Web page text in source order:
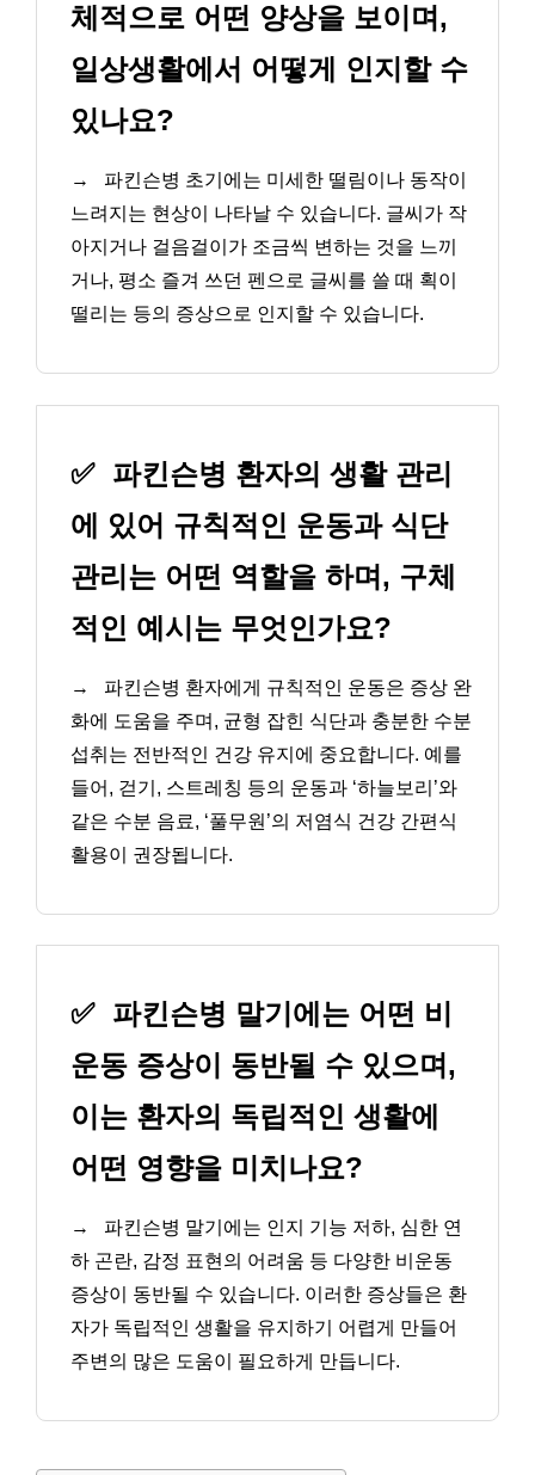
체적으로 어떤 양상을 보이며,
일상생활에서 어떻게 인지할 수
있나요?
→
파킨슨병 초기에는 미세한 떨림이나 동작이
느려지는 현상이 나타날 수 있습니다. 글씨가 작
아지거나 걸음걸이가 조금씩 변하는 것을 느끼
거나, 평소 즐겨 쓰던 펜으로 글씨를 쓸 때 획이
떨리는 등의 증상으로 인지할 수 있습니다.
✅ 파킨슨병 환자의 생활 관리
에 있어 규칙적인 운동과 식단
관리는 어떤 역할을 하며, 구체
적인 예시는 무엇인가요?
→
파킨슨병 환자에게 규칙적인 운동은 증상 완
화에 도움을 주며, 균형 잡힌 식단과 충분한 수분
섭취는 전반적인 건강 유지에 중요합니다. 예를
들어, 걷기, 스트레칭 등의 운동과 ‘하늘보리’와
같은 수분 음료, ‘풀무원’의 저염식 건강 간편식
활용이 권장됩니다.
✅ 파킨슨병 말기에는 어떤 비
운동 증상이 동반될 수 있으며,
이는 환자의 독립적인 생활에
어떤 영향을 미치나요?
→
파킨슨병 말기에는 인지 기능 저하, 심한 연
하 곤란, 감정 표현의 어려움 등 다양한 비운동
증상이 동반될 수 있습니다. 이러한 증상들은 환
자가 독립적인 생활을 유지하기 어렵게 만들어
주변의 많은 도움이 필요하게 만듭니다.